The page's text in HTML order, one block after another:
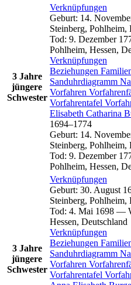
3 Jahre
jüngere
Schwester
Verknüpfungen
Geburt: 14.
Steinberg, Pohlheim,
Tod: 9. Dezember
Pohlheim, Hessen,
Verknüpfungen
Beziehungen
Sanduhrdiagramm
Vorfahren
Vorfahrentafel
Elisabeth Catharina
1694–1774
Geburt: 14.
Steinberg, Pohlheim,
Tod: 9. Dezember
Pohlheim, Hessen,
3 Jahre
jüngere
Schwester
Verknüpfungen
Geburt: 30. August
Steinberg, Pohlheim,
Tod: 4. Mai 1698 —
Hessen, Deutschland
Verknüpfungen
Beziehungen
Sanduhrdiagramm
Vorfahren
Vorfahrentafel